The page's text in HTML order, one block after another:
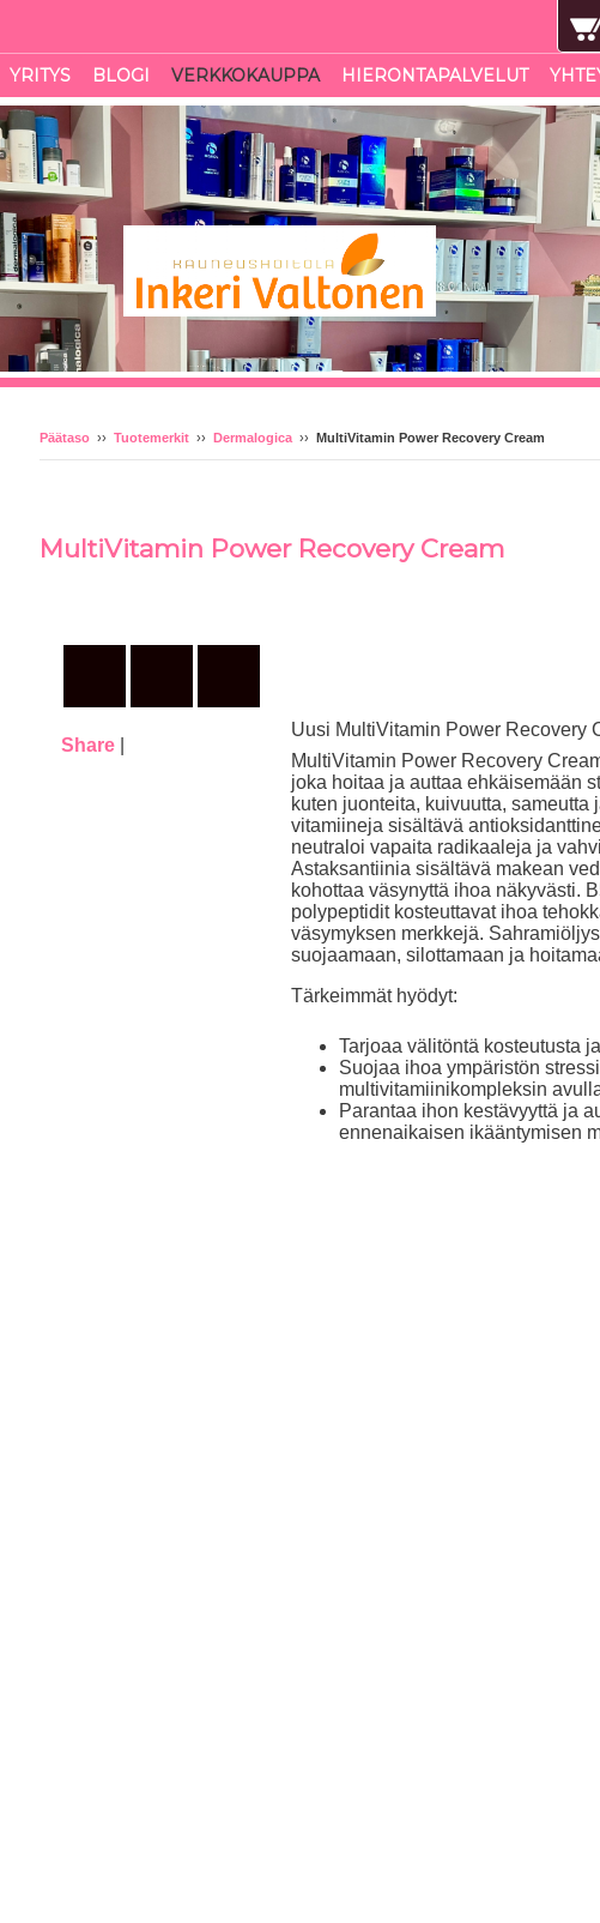
YRITYS BLOGI VERKKOKAUPPA HIERONTAPALVELUT
Päätaso ›› Tuotemerkit ›› Dermalogica ›› MultiVitamin Power Recovery Cream
MultiVitamin Power Recovery Cream
Share
Uusi MultiVitamin Power Recovery
MultiVitamin Power Recovery
joka hoitaa ja auttaa ehkäisemään
kuten juonteita, kuivuutta, sameutta
vitamiineja sisältävä
neutraloi vapaita radikaaleja ja
Astaksantiinia sisältävä makean
kohottaa väsynyttä ihoa näkyvästi.
polypeptidit kosteuttavat ihoa
väsymyksen merkkejä.
suojaamaan, silottamaan ja
Tärkeimmät hyödyt:
Tarjoaa välitöntä kosteutusta
Suojaa ihoa ympäristön
multivitamiinikompleksin
Parantaa ihon kestävyyttä ja
ennenaikaisen ikääntymisen